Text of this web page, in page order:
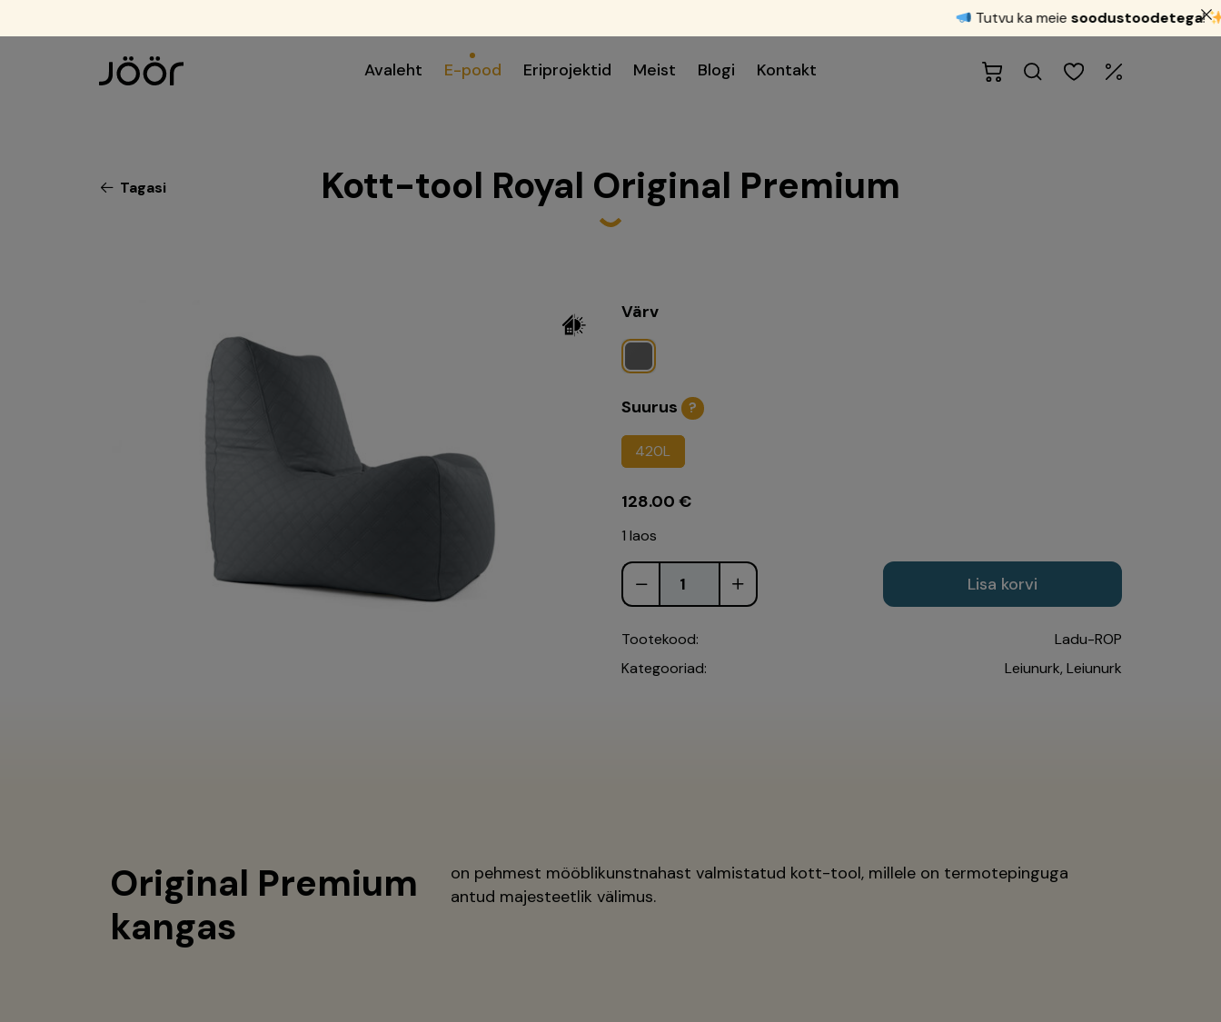
Avaleht E-pood Eriprojektid Meist Blogi Kontakt
Tagasi Kott-tool Royal Original Premium
Värv
Suurus ?
420L
128.00 €
1 laos
Lisa korvi
Tootekood:
Ladu-ROP
Kategooriad:
Leiunurk, Leiunurk
Original Premium
kangas
on pehmest mööblikunstnahast valmistatud kott-tool, millele on termotepinguga
antud majesteetlik välimus.
Tutvu ka meiesoodustoodetega!